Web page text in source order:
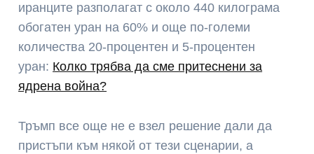
иранците разполагат с около 440 килограма
обогатен уран на 60% и още по-големи
количества 20-процентен и 5-процентен
уран: Колко трябва да сме притеснени за
ядрена война?
Тръмп все още не е взел решение дали да
пристъпи към някой от тези сценарии, а